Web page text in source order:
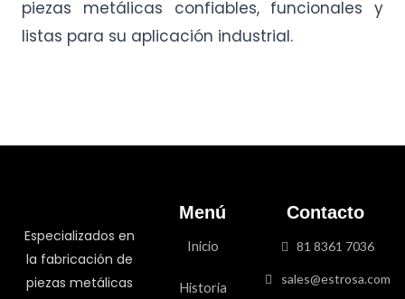
piezas metálicas confiables, funcionales y
listas para su aplicación industrial.
Especializados en
la fabricación de
piezas metálicas
Menú
Inicio
Historia
Contacto
81 8361 7036
sales@estrosa.com